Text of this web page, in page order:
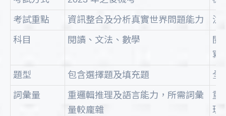
考試重點
資訊整合及分析真實世界問題能力
注
科目
閱讀、文法、數學
閱
寫
題型
包含選擇題及填充題
全
詞彙量
重邏輯推理及語言能力，所需詞彙
量較龐雜
重
理